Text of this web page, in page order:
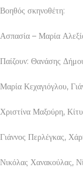
Βοηθός σκηνοθέτη:
Ασπασία – Μαρία
Παίζουν: Θανάσης
Μαρία Κεχαγιόγλου,
Χριστίνα Μαξούρη,
Γιάννος Περλέγκας,
Νικόλας Χανακούλας,